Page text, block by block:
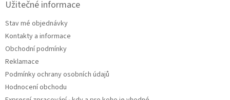
Užitečné informace
Stav mé objednávky
Kontakty a informace
Obchodní podmínky
Reklamace
Podmínky ochrany osobních údajů
Hodnocení obchodu